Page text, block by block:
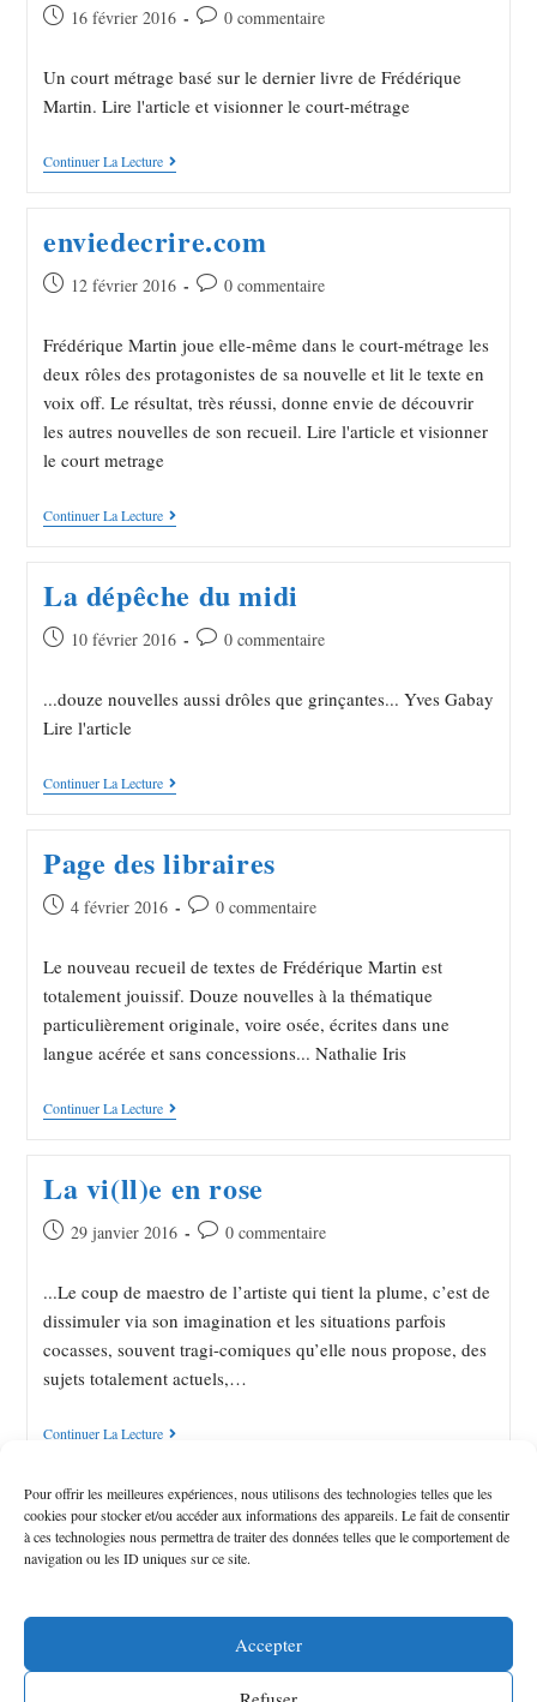
Pour offrir les meilleures expériences, nous utilisons des technologies telles que les
cookies pour stocker et/ou accéder aux informations des appareils. Le fait de consentir
à ces technologies nous permettra de traiter des données telles que le comportement de
navigation ou les ID uniques sur ce site.
Accepter
16 février 2016 0 commentaire
Un court métrage basé sur le dernier livre de Frédérique
Martin. Lire l'article et visionner le court-métrage
Continuer La Lecture
enviedecrire.com
12 février 2016 0 commentaire
Frédérique Martin joue elle-même dans le court-métrage les
deux rôles des protagonistes de sa nouvelle et lit le texte en
voix off. Le résultat, très réussi, donne envie de découvrir
les autres nouvelles de son recueil. Lire l'article et visionner
le court metrage
Continuer La Lecture
La dépêche du midi
10 février 2016 0 commentaire
...douze nouvelles aussi drôles que grinçantes... Yves Gabay
Lire l'article
Continuer La Lecture
Page des libraires
4 février 2016 0 commentaire
Le nouveau recueil de textes de Frédérique Martin est
totalement jouissif. Douze nouvelles à la thématique
particulièrement originale, voire osée, écrites dans une
langue acérée et sans concessions... Nathalie Iris
Continuer La Lecture
La vi(ll)e en rose
29 janvier 2016 0 commentaire
...Le coup de maestro de l’artiste qui tient la plume, c’est de
dissimuler via son imagination et les situations parfois
cocasses, souvent tragi-comiques qu’elle nous propose, des
sujets totalement actuels,…
Continuer La Lecture
ARTICLES PLUS ANCIENS